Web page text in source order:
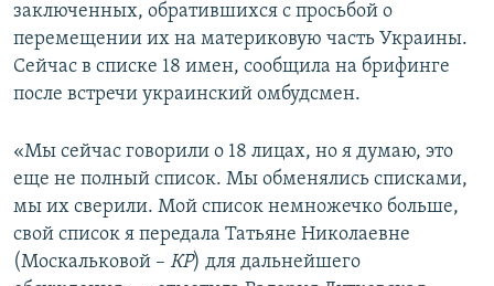
заключенных, обратившихся с просьбой о
перемещении их на материковую часть Украины.
Сейчас в списке 18 имен, сообщила на брифинге
после встречи украинский омбудсмен.
«Мы сейчас говорили о 18 лицах, но я думаю, это
еще не полный список. Мы обменялись списками,
мы их сверили. Мой список немножечко больше,
свой список я передала Татьяне Николаевне
(Москальковой – КР) для дальнейшего